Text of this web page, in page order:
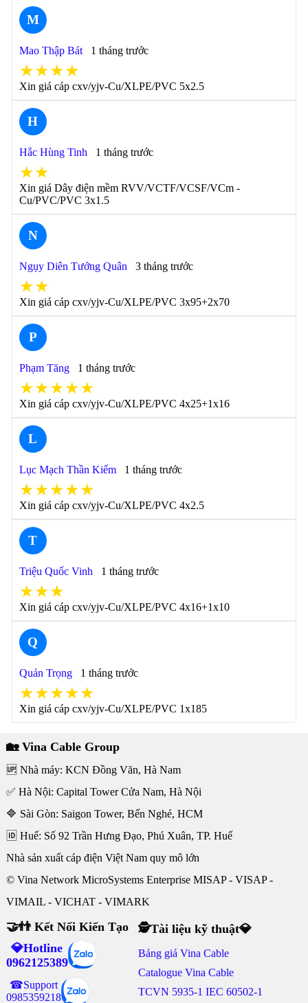
M
Mao Thập Bát 1 tháng trước
★★★★
Xin giá cáp cxv/yjv-Cu/XLPE/PVC 5x2.5
H
Hắc Hùng Tinh 1 tháng trước
★★
Xin giá Dây điện mềm RVV/VCTF/VCSF/VCm -
Cu/PVC/PVC 3x1.5
N
Ngụy Diên Tướng Quân 3 tháng trước
★★
Xin giá cáp cxv/yjv-Cu/XLPE/PVC 3x95+2x70
P
Phạm Tăng 1 tháng trước
★★★★★
Xin giá cáp cxv/yjv-Cu/XLPE/PVC 4x25+1x16
L
Lục Mạch Thần Kiếm 1 tháng trước
★★★★★
Xin giá cáp cxv/yjv-Cu/XLPE/PVC 4x2.5
T
Triệu Quốc Vinh 1 tháng trước
★★★
Xin giá cáp cxv/yjv-Cu/XLPE/PVC 4x16+1x10
Q
Quản Trọng 1 tháng trước
★★★★★
Xin giá cáp cxv/yjv-Cu/XLPE/PVC 1x185
🏡 Vina Cable Group
🆙 Nhà máy: KCN Đồng Văn, Hà Nam
✅ Hà Nội: Capital Tower Cửa Nam, Hà Nội
🔷 Sài Gòn: Saigon Tower, Bến Nghé, HCM
🆔 Huế: Số 92 Trần Hưng Đạo, Phú Xuân, TP. Huế
Nhà sản xuất cáp điện Việt Nam quy mô lớn
© Vina Network MicroSystems Enterprise MISAP - VISAP -
VIMAIL - VICHAT - VIMARK
🤝👬 Kết Nối Kiến Tạo
💎Hotline
0962125389
☎Support
0985359218
🕵Tài liệu kỹ thuật💎
Bảng giá Vina Cable
Catalogue Vina Cable
TCVN 5935-1 IEC 60502-1